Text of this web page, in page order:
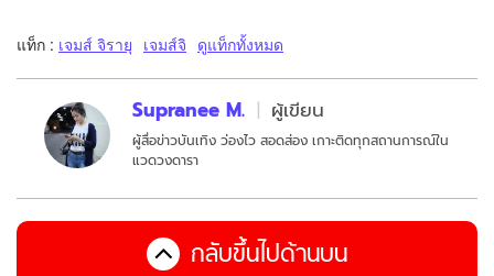
แท็ก : เจมส์ จิรายุ เจมส์จิ ดูแท็กทั้งหมด
Supranee M. ผู้เขียน
ผู้สื่อข่าวบันเทิง ว่องไว สอดส่อง เกาะติดทุกสถานการณ์ใน
แวดวงดารา
กลับขึ้นไปด้านบน